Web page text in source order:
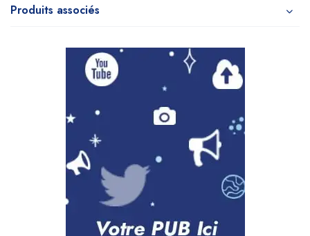
Produits associés